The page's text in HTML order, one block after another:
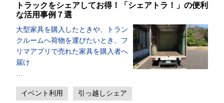
トラックをシェアしてお得！「シェアトラ！」の便利
な活用事例７選
大型家具を購入したときや、トラン
クルームへ荷物を運びたいとき、フ
リマアプリで売れた家具を購入者へ
届け
イベント利用 引っ越しシェア